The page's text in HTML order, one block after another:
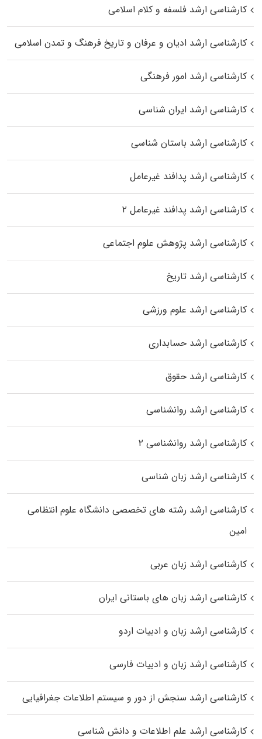
کارشناسی ارشد فلسفه و کلام اسلامی
کارشناسی ارشد ادیان و عرفان و تاریخ فرهنگ و تمدن اسلامی
کارشناسی ارشد امور فرهنگی
کارشناسی ارشد ایران شناسی
کارشناسی ارشد باستان شناسی
کارشناسی ارشد پدافند غیرعامل
کارشناسی ارشد پدافند غیرعامل ۲
کارشناسی ارشد پژوهش علوم اجتماعی
کارشناسی ارشد تاریخ
کارشناسی ارشد علوم ورزشی
کارشناسی ارشد حسابداری
کارشناسی ارشد حقوق
کارشناسی ارشد روانشناسی
کارشناسی ارشد روانشناسی ۲
کارشناسی ارشد زبان شناسی
کارشناسی ارشد رﺷﺘﻪ ﻫﺎی تخصصی داﻧﺸﮕﺎه ﻋﻠﻮم انتظامی
اﻣﻴﻦ
کارشناسی ارشد زبان عربی
کارشناسی ارشد زبان‌ های باستانی ایران
کارشناسی ارشد زبان و ادبیات اردو
کارشناسی ارشد زبان و ادبیات فارسی
کارشناسی ارشد سنجش از دور و سیستم اطلاعات جغرافیایی
کارشناسی ارشد علم اطلاعات و دانش شناسی